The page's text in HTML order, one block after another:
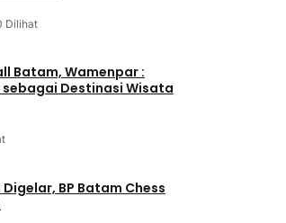
Dilihat
Batam, Wamenpar :
Destinasi Wisata
BP Batam Chess